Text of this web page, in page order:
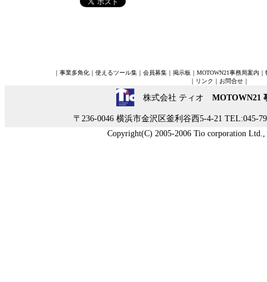
｜ 事業多角化 ｜ 使えるツール集 ｜ 会員募集 ｜ 掲示板 ｜ MOTOWN21事務局案内 ｜
｜ リンク ｜ お問合せ｜
株式会社 ティオ MOTOWN21
〒236-0046 横浜市金沢区釜利谷西5-4-21 TEL:045-
Copyright(C) 2005-2006 Tio corporation